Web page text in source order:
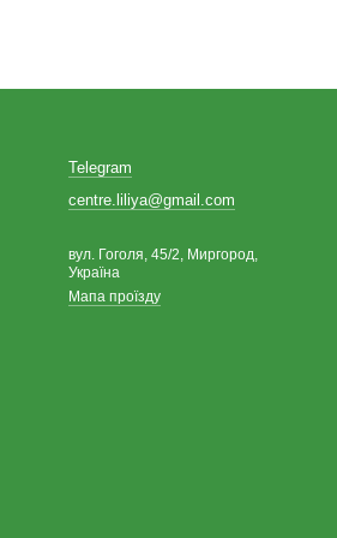
Telegram
centre.liliya@gmail.com
вул. Гоголя, 45/2, Миргород,
Україна
Мапа проїзду